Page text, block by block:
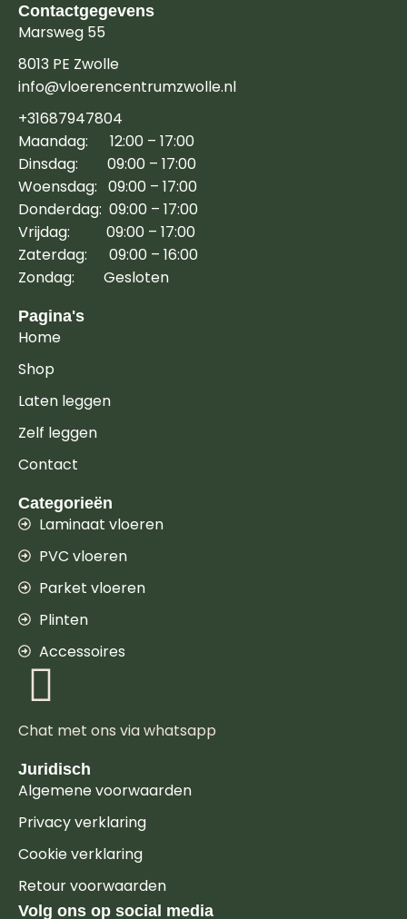
Contactgegevens
Marsweg 55
8013 PE Zwolle
info@vloerencentrumzwolle.nl
+31687947804
Maandag: 12:00 – 17:00
Dinsdag: 09:00 – 17:00
Woensdag: 09:00 – 17:00
Donderdag: 09:00 – 17:00
Vrijdag: 09:00 – 17:00
Zaterdag: 09:00 – 16:00
Zondag: Gesloten
Pagina's
Home
Shop
Laten leggen
Zelf leggen
Contact
Categorieën
Laminaat vloeren
PVC vloeren
Parket vloeren
Plinten
Accessoires
Chat met ons via whatsapp
Juridisch
Algemene voorwaarden
Privacy verklaring
Cookie verklaring
Retour voorwaarden
Volg ons op social media